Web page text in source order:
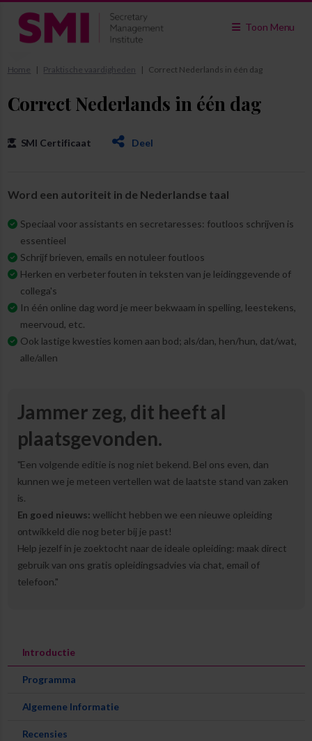
Toon Menu
Home Praktische vaardigheden Correct Nederlands in één dag
Correct Nederlands in één dag
SMI Certificaat Deel
Word een autoriteit in de Nederlandse taal
Speciaal voor assistants en secretaresses: foutloos schrijven is
essentieel
Schrijf brieven, emails en notuleer foutloos
Herken en verbeter fouten in teksten van je leidinggevende of
collega's
In één online dag word je meer bekwaam in spelling, leestekens,
meervoud, etc.
Ook lastige kwesties komen aan bod; als/dan, hen/hun, dat/wat,
alle/allen
Jammer zeg, dit heeft al
plaatsgevonden.
"Een volgende editie is nog niet bekend. Bel ons even, dan
kunnen we je meteen vertellen wat de laatste stand van zaken
is.
En goed nieuws: wellicht hebben we een nieuwe opleiding
ontwikkeld die nog beter bij je past!
Help jezelf in je zoektocht naar de ideale opleiding: maak direct
gebruik van ons gratis opleidingsadvies via chat, email of
telefoon."
Introductie
Programma
Algemene Informatie
Recensies